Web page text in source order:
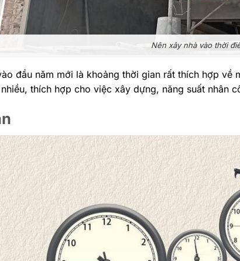
Nên xây nhà vào thời
đầu năm mới là khoảng thời gian rất thích hợp
thích hợp cho việc xây dựng, năng suất nhân